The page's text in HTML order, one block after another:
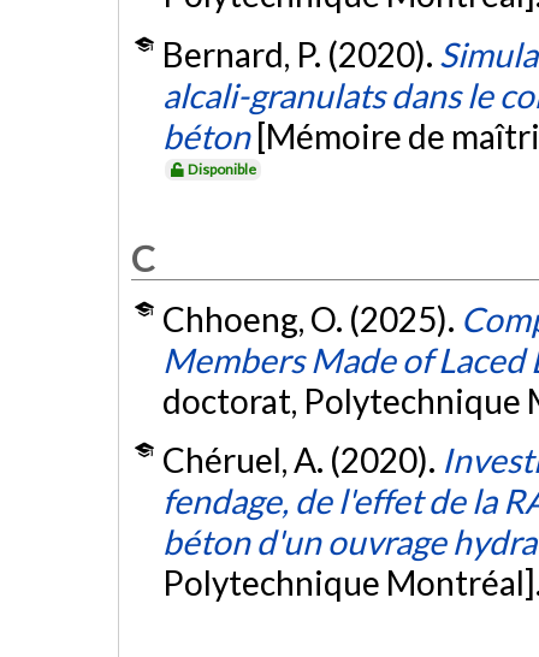
Bernard, P. (2020).
alcali-granulats dans le
béton [Mémoire de
Disponible
C
Chhoeng, O. (2025).
Members Made of
doctorat, Polytechnique
Chéruel, A. (2020).
fendage, de l'effet de la
béton d'un ouvrage
Polytechnique